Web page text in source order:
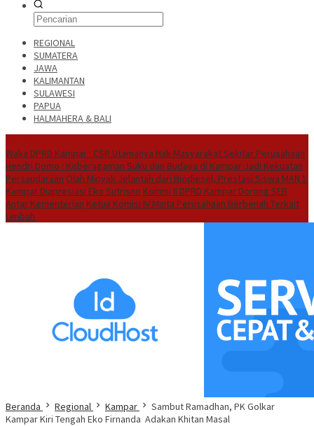
REGIONAL
SUMATERA
JAWA
KALIMANTAN
SULAWESI
PAPUA
HALMAHERA & BALI
Waka DPRD Kampar : CSR Utamanya Hak Masyarakat Sekitar Perusahaan
Hendri Domo : Keberagaman Suku dan Budaya di Kampar Jadi Kekuatan
Persaudaraan Olah Minyak Jelantah dari Biodiesel, Prestasi Siswa MAN 5
Kampar Diapresiasi Eko Sutrisno Komisi II DPRD Kampar Dorong SEB
Antar Kementerian Ketua Komisi IV Minta Perusahaan Berbenah Terkait
Limbah
Beranda Regional Kampar
Sambut Ramadhan, PK Golkar
Kampar Kiri Tengah Eko Firnanda Adakan Khitan Masal